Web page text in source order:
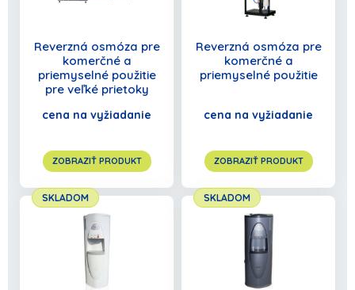
Reverzná osmóza pre
komerčné a
priemyselné použitie
pre veľké prietoky
cena na vyžiadanie
ZOBRAZIŤ PRODUKT
Reverzná osmóza pre
komerčné a
priemyselné použitie
cena na vyžiadanie
ZOBRAZIŤ PRODUKT
SKLADOM SKLADOM